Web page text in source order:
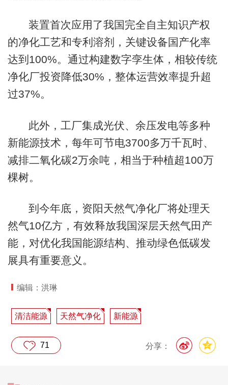
装置首次应用了我国完全自主知识产权
的净化工艺和专利溶剂，关键设备国产化率
达到100%。通过构建数字孪生体，相较传统
净化厂投资降低30%，整体运营效率提升超
过37%。
此外，工厂集成光伏、余压发电等多种
新能源技术，每年可节电3700多万千瓦时、
减排二氧化碳2万余吨，相当于种植超100万
棵树。
到今年底，资阳天然气净化厂将处理天
然气10亿方，有效释放我国深层天然气田产
能，对优化我国能源结构、推动绿色低碳发
展具有重要意义。
编辑：洪琳
清洁能源 天然气净化 新能源
分享：
71